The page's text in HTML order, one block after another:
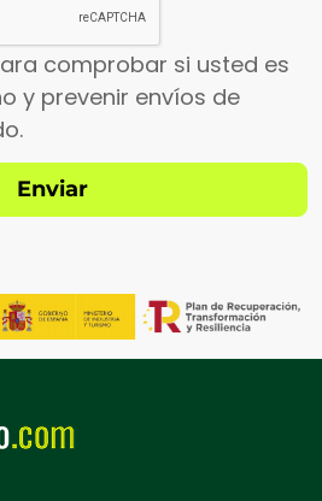
comprobar si usted es
y prevenir envíos de